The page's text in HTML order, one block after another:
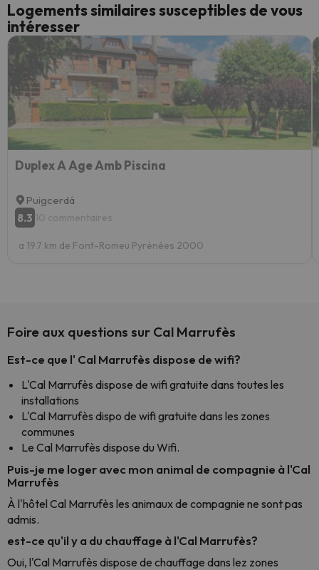
Logements similaires susceptibles de vous
intéresser
Duplex A Age Amb Piscina
Puigcerdá
8.3 10 commentaires
a 19.7 km de Font-Romeu Pyrénées 2000
Foire aux questions sur Cal Marrufès
Est-ce que l' Cal Marrufès dispose de wifi?
L'Cal Marrufès dispose de wifi gratuite dans toutes les
installations
L'Cal Marrufès dispo de wifi gratuite dans les zones
communes
Le Cal Marrufès dispose du Wifi.
Puis-je me loger avec mon animal de compagnie à l'Cal
Marrufès
À l'hôtel Cal Marrufès les animaux de compagnie ne sont pas
admis.
est-ce qu'il y a du chauffage à l'Cal Marrufès?
Oui, l'Cal Marrufès dispose de chauffage dans lez zones